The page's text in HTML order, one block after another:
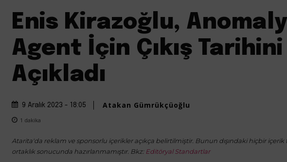
Enis Kirazoğlu, Anomaly
Agent İçin Çıkış Tarihini
Açıkladı
9 Aralık 2023 - 18:05 Atakan Gümrükçüoğlu
1 dakika
Atarita'da reklam ve sponsorlu içerikler açıkça belirtilmiştir. Bunun dışındaki hiçbir içerik
ortaklık sonucunda hazırlanmamıştır. Bkz: Editöryal Standartlar